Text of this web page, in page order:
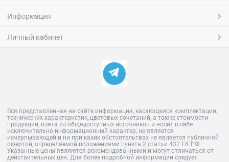
Информация
Личный кабинет
Вся представленная на сайте информация, касающаяся комплектации,
технических характеристик, цветовых сочетаний, а также стоимости
продукции, взята из общедоступных источников и носит в себе
исключительно информационный характер, не является
исчерпывающей и ни при каких обстоятельтвах не является публичной
офертой, определяемой положениями пункта 2 статьи 437 ГК РФ.
Указанные цены являются рекомендованными и могут отличаться от
действительных цен. Для более подробной информации следует